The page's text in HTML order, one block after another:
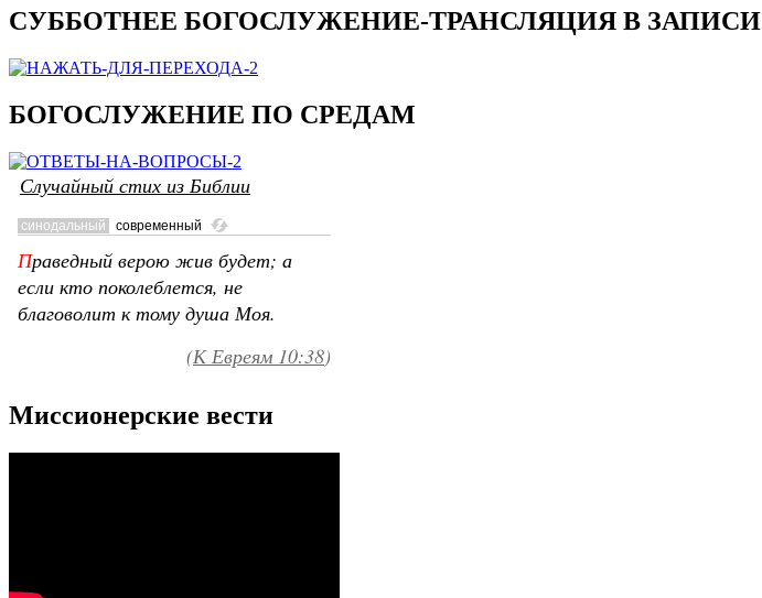
СУББОТНЕЕ БОГОСЛУЖЕНИЕ-ТРАНСЛЯЦИЯ В ЗАПИСИ
БОГОСЛУЖЕНИЕ ПО СРЕДАМ
Случайный стих из Библии
Миссионерские вести